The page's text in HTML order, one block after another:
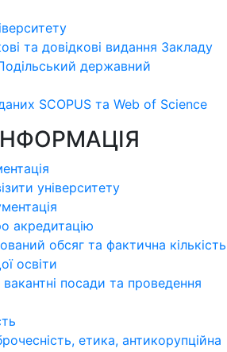
та довідкові видання Закладу
державний
SCOPUS та Web of Science
університету
акредитацію
обсяг та фактична кількість
освіти
посади та проведення
етика, антикорупційна